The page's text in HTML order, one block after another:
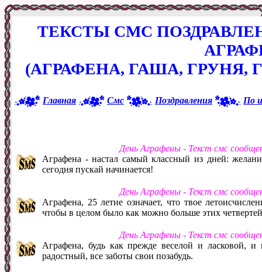
ТЕКСТЫ СМС
(АГРАФЕНА, ГАША, ГРУНЯ,
Главная Смс Поздравления По
День Аграфены - Текст смс
Аграфена - настал самый классный из дней:
сегодня пускай начинается!
День Аграфены - Текст смс
Аграфена, 25 летие означает, что твое
чтобы в целом было как можно больше этих
День Аграфены - Текст смс
Аграфена, будь как прежде веселой и ласковой,
радостный, все заботы свои позабудь.